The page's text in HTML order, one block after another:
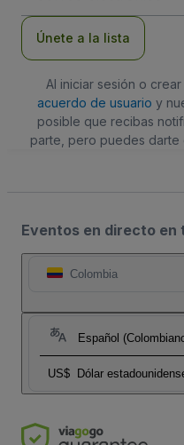
Únete a la lista
Al iniciar sesión o
acuerdo de usuario y
posible que recibas
parte, pero puedes darte
Eventos en directo en
Colombia
Español
US$ Dólar